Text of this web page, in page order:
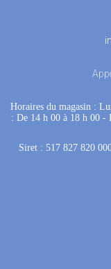
Horaires du magasin :
: De 14 h 00 à 18 h 00 -
Siret : 517 827 820